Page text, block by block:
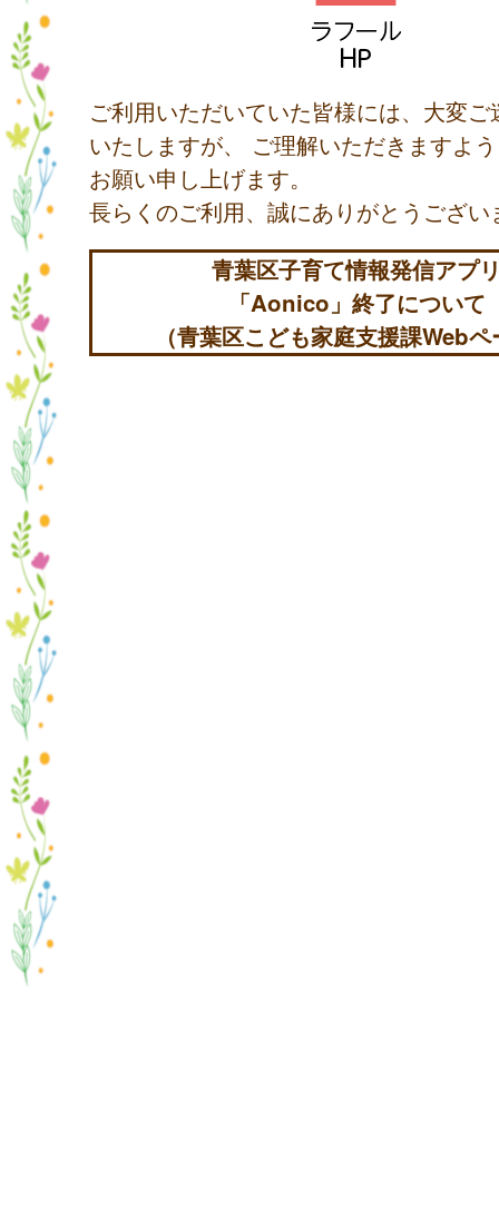
ご利用いただいていた皆様には、大変
いたしますが、 ご理解いただきますよ
お願い申し上げます。
長らくのご利用、誠にありがとうござい
青葉区子育て情報発信アプ
「Aonico」終了について
（青葉区こども家庭支援課Web